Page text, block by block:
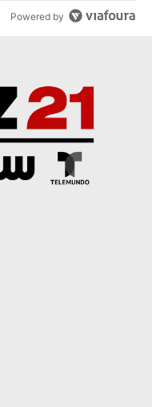
Powered by